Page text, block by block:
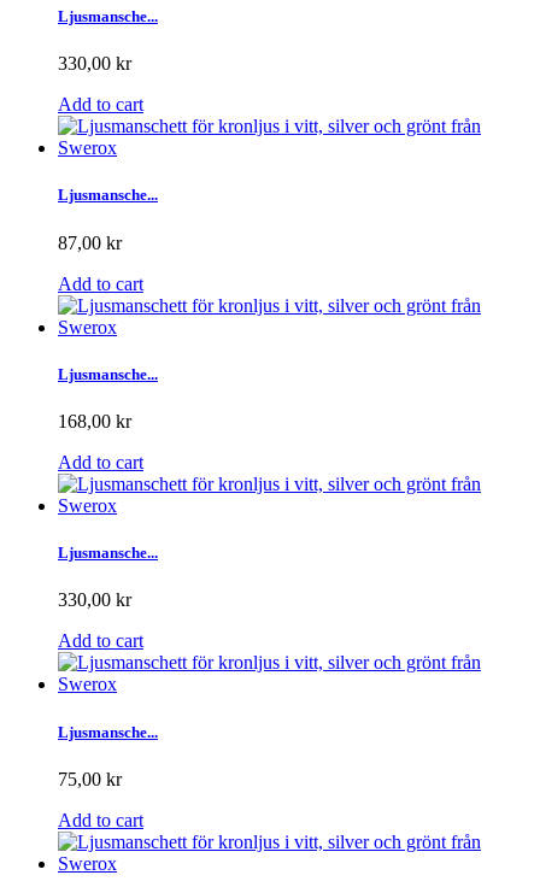
Ljusmansche...
330,00 kr
Add to cart
Ljusmansche...
87,00 kr
Add to cart
Ljusmansche...
168,00 kr
Add to cart
Ljusmansche...
330,00 kr
Add to cart
Ljusmansche...
75,00 kr
Add to cart